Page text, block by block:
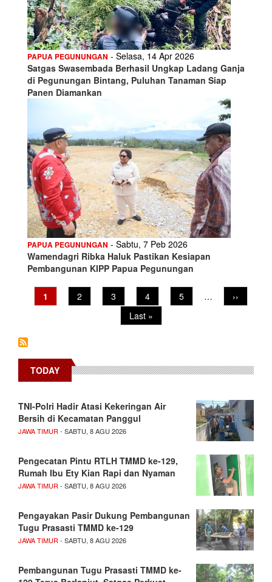
PAPUA PEGUNUNGAN - Selasa, 14 Apr 2026
Satgas Swasembada Berhasil Ungkap Ladang Ganja
di Pegunungan Bintang, Puluhan Tanaman Siap
Panen Diamankan
PAPUA PEGUNUNGAN - Sabtu, 7 Peb 2026
Wamendagri Ribka Haluk Pastikan Kesiapan
Pembangunan KIPP Papua Pegunungan
Pagination
Current
page
1 Page
2 Page
3 Page
4 Page
5 …
Next
page
››
Last
page
Last »
TODAY
TNI-Polri Hadir Atasi Kekeringan Air
Bersih di Kecamatan Panggul
JAWA TIMUR - SABTU, 8 AGU 2026
Pengecatan Pintu RTLH TMMD ke-129,
Rumah Ibu Ety Kian Rapi dan Nyaman
JAWA TIMUR - SABTU, 8 AGU 2026
Pengayakan Pasir Dukung Pembangunan
Tugu Prasasti TMMD ke-129
JAWA TIMUR - SABTU, 8 AGU 2026
Pembangunan Tugu Prasasti TMMD ke-